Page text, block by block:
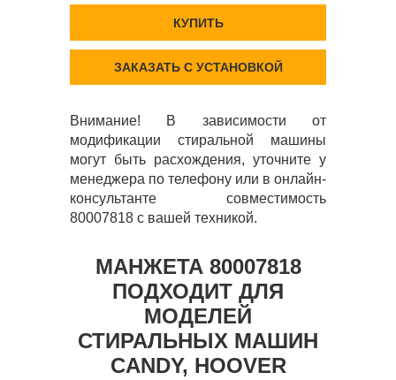
КУПИТЬ
ЗАКАЗАТЬ С УСТАНОВКОЙ
Внимание! В зависимости от
модификации стиральной машины
могут быть расхождения, уточните у
менеджера по телефону или в онлайн-
консультанте совместимость
80007818 с вашей техникой.
МАНЖЕТА 80007818
ПОДХОДИТ ДЛЯ
МОДЕЛЕЙ
СТИРАЛЬНЫХ МАШИН
CANDY, HOOVER